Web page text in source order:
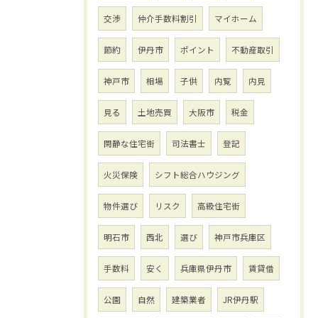
交渉 仲介手数料割引 マイホーム
節約 伊丹市 ポイント 不動産取引
神戸市 相場 子供 内覧 内見
見る 土地売買 大阪市 税金
閑静な住宅街 司法書士 登記
火災保険 シフト総合ハウジング
物件選び リスク 高級住宅街
明石市 西北 選び 神戸市兵庫区
手数料 安く 兵庫県伊丹市 賃貸借
公園 自然 建築業者 JR伊丹駅